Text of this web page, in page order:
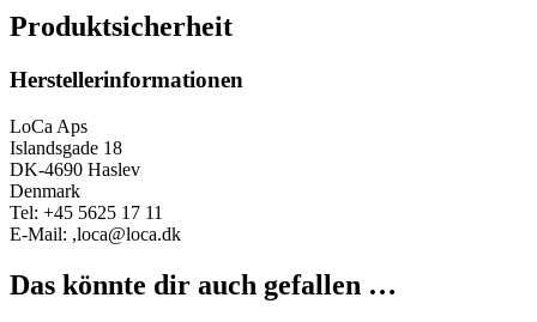
Produktsicherheit
Herstellerinformationen
LoCa Aps
Islandsgade 18
DK-4690 Haslev
Denmark
Tel: +45 5625 17 11
E-Mail: ,loca@loca.dk
Das könnte dir auch gefallen …